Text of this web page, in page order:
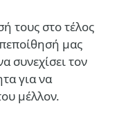
τους στο τέλος
μας
συνεχίσει τον
για να
μέλλον.